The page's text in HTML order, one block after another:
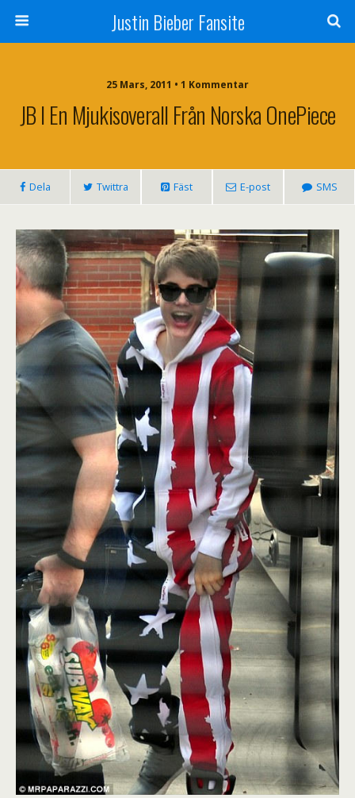
Justin Bieber Fansite
25 Mars, 2011 • 1 Kommentar
JB I En Mjukisoverall Från Norska OnePiece
Dela Twittra Fäst E-post SMS